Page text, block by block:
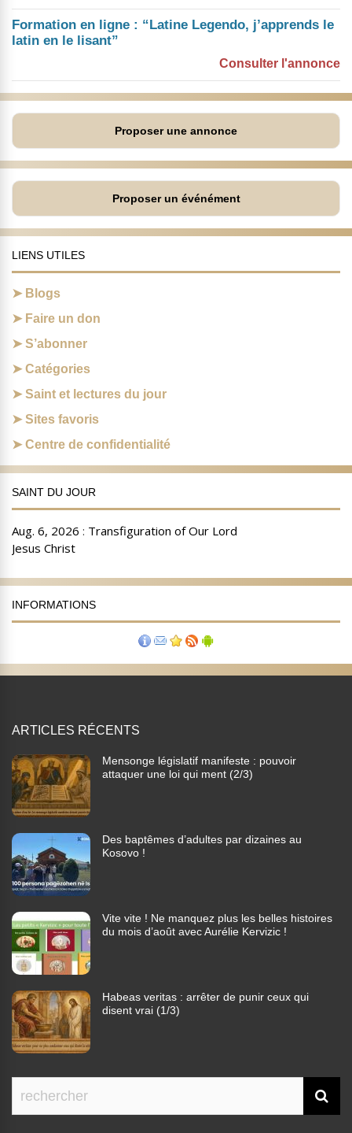
Formation en ligne : “Latine Legendo, j’apprends le
latin en le lisant”
Consulter l'annonce
Proposer une annonce
Proposer un événément
LIENS UTILES
Blogs
Faire un don
S’abonner
Catégories
Saint et lectures du jour
Sites favoris
Centre de confidentialité
SAINT DU JOUR
INFORMATIONS
ARTICLES RÉCENTS
Mensonge législatif manifeste : pouvoir
attaquer une loi qui ment (2/3)
Des baptêmes d’adultes par dizaines au
Kosovo !
Vite vite ! Ne manquez plus les belles histoires
du mois d’août avec Aurélie Kervizic !
Habeas veritas : arrêter de punir ceux qui
disent vrai (1/3)